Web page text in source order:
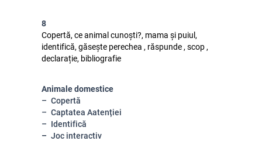
8
Copertă, ce animal cunoști?, mama și puiul,
identifică, găsește perechea , răspunde , scop ,
declarație, bibliografie
Animale domestice
Copertă
Captatea Aatenției
Identifică
Joc interactiv